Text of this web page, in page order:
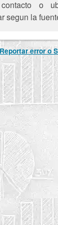
o
segun la
Reportar error o